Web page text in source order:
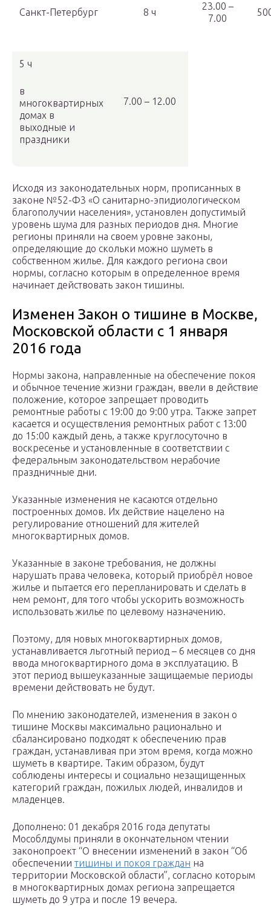
Санкт-Петербург 8 ч
23.00 –
7.00
5 ч
в
многоквартирных
домах в
выходные и
праздники
7.00 – 12.00
Исходя из законодательных норм, прописанных в
законе №52-Ф3 «О санитарно-эпидиологическом
благополучии населения», установлен допустимый
уровень шума для разных периодов дня. Многие
регионы приняли на своем уровне законы,
определяющие до скольки можно шуметь в
собственном жилье. Для каждого региона свои
нормы, согласно которым в определенное время
начинает действовать закон тишины.
Изменен Закон о тишине в Москве,
Московской области с 1 января
2016 года
Нормы закона, направленные на обеспечение покоя
и обычное течение жизни граждан, ввели в действие
положение, которое запрещает проводить
ремонтные работы с 19:00 до 9:00 утра. Также запрет
касается и осуществления ремонтных работ с 13:00
до 15:00 каждый день, а также круглосуточно в
воскресенье и установленные в соответствии с
федеральным законодательством нерабочие
праздничные дни.
Указанные изменения не касаются отдельно
построенных домов. Их действие нацелено на
регулирование отношений для жителей
многоквартирных домов.
Указанные в законе требования, не должны
нарушать права человека, который приобрёл новое
жилье и пытается его перепланировать и сделать в
нем ремонт, для того чтобы ускорить возможность
использовать жилье по целевому назначению.
Поэтому, для новых многоквартирных домов,
устанавливается льготный период – 6 месяцев со дня
ввода многоквартирного дома в эксплуатацию. В
этот период вышеуказанные защищаемые периоды
времени действовать не будут.
По мнению законодателей, изменения в закон о
тишине Москвы максимально рационально и
сбалансировано подходят к обеспечению прав
граждан, устанавливая при этом время, когда можно
шуметь в квартире. Таким образом, будут
соблюдены интересы и социально незащищенных
категорий граждан, пожилых людей, инвалидов и
младенцев.
Дополнено: 01 декабря 2016 года депутаты
Мособлдумы приняли в окончательном чтении
законопроект “О внесении изменений в закон “Об
обеспечении тишины и покоя граждан на
территории Московской области”, согласно которым
в многоквартирных домах региона запрещается
шуметь до 9 утра и после 19 вечера.